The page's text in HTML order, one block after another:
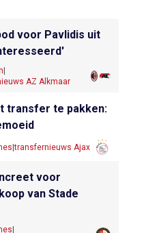
voor Pavlidis uit
AZ Alkmaar
transfer te pakken:
|transfernieuws Ajax
voor
van Stade